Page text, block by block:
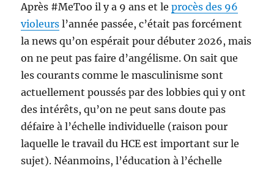
Après #MeToo il y a 9 ans et leprocès des 96
violeurs l’année passée, c’était pas forcément
la news qu’on espérait pour débuter 2026, mais
on ne peut pas faire d’angélisme. On sait que
les courants comme le masculinisme sont
actuellement poussés par des lobbies qui y ont
des intérêts, qu’on ne peut sans doute pas
défaire à l’échelle individuelle (raison pour
laquelle le travail du HCE est important sur le
sujet). Néanmoins, l’éducation à l’échelle